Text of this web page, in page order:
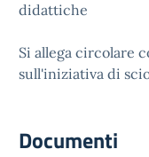
didattiche
Si allega circolare
sull'iniziativa di
Documenti